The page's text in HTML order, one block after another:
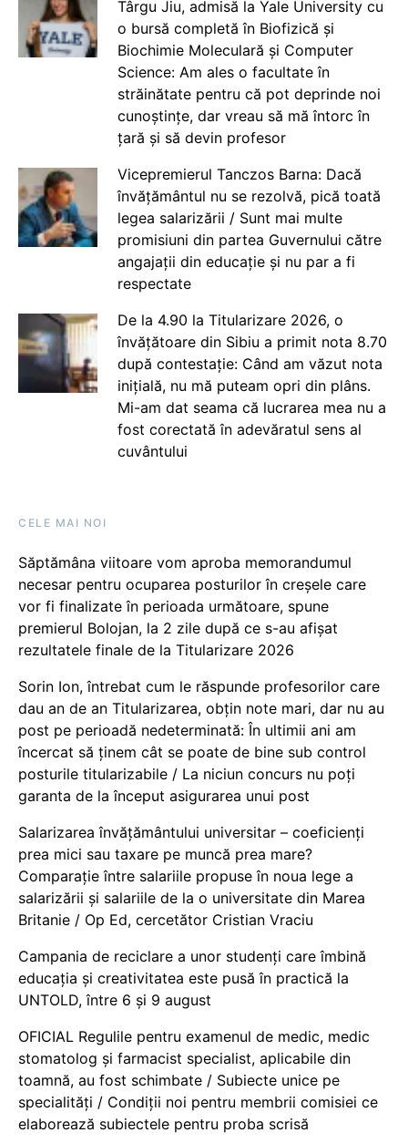
Târgu Jiu, admisă la Yale University cu
o bursă completă în Biofizică și
Biochimie Moleculară și Computer
Science: Am ales o facultate în
străinătate pentru că pot deprinde noi
cunoștințe, dar vreau să mă întorc în
țară și să devin profesor
Vicepremierul Tanczos Barna: Dacă
învățământul nu se rezolvă, pică toată
legea salarizării / Sunt mai multe
promisiuni din partea Guvernului către
angajații din educație și nu par a fi
respectate
De la 4.90 la Titularizare 2026, o
învățătoare din Sibiu a primit nota 8.70
după contestație: Când am văzut nota
inițială, nu mă puteam opri din plâns.
Mi-am dat seama că lucrarea mea nu a
fost corectată în adevăratul sens al
cuvântului
CELE MAI NOI
Săptămâna viitoare vom aproba memorandumul
necesar pentru ocuparea posturilor în creșele care
vor fi finalizate în perioada următoare, spune
premierul Bolojan, la 2 zile după ce s-au afișat
rezultatele finale de la Titularizare 2026
Sorin Ion, întrebat cum le răspunde profesorilor care
dau an de an Titularizarea, obțin note mari, dar nu au
post pe perioadă nedeterminată: În ultimii ani am
încercat să ținem cât se poate de bine sub control
posturile titularizabile / La niciun concurs nu poți
garanta de la început asigurarea unui post
Salarizarea învățământului universitar – coeficienți
prea mici sau taxare pe muncă prea mare?
Comparație între salariile propuse în noua lege a
salarizării și salariile de la o universitate din Marea
Britanie / Op Ed, cercetător Cristian Vraciu
Campania de reciclare a unor studenți care îmbină
educația și creativitatea este pusă în practică la
UNTOLD, între 6 și 9 august
OFICIAL Regulile pentru examenul de medic, medic
stomatolog și farmacist specialist, aplicabile din
toamnă, au fost schimbate / Subiecte unice pe
specialități / Condiții noi pentru membrii comisiei ce
elaborează subiectele pentru proba scrisă